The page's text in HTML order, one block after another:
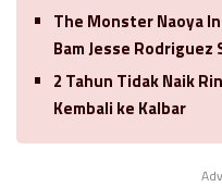
The Monster Naoya
Bam Jesse Rodriguez
2 Tahun Tidak Naik
Kembali ke Kalbar